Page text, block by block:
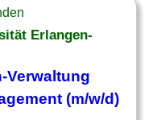
Erlangen-
Verwaltung
(m/w/d)